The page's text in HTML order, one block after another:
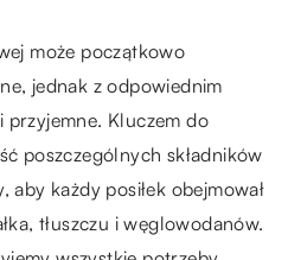
może początkowo
jednak z odpowiednim
przyjemne. Kluczem do
poszczególnych składników
aby każdy posiłek obejmował
tłuszczu i węglowodanów.